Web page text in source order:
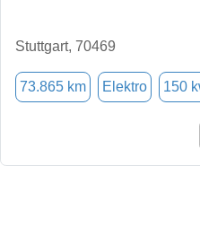
Stuttgart, 70469
73.865 km Elektro 150